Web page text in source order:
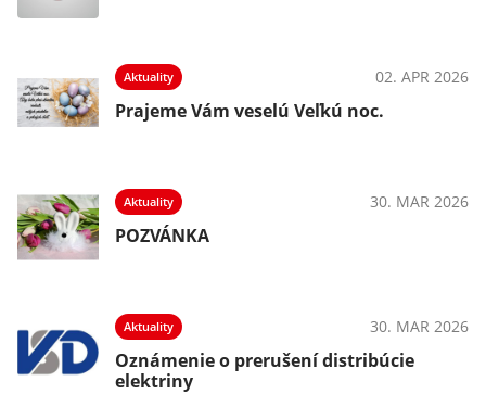
Aktuality 02. APR 2026
Prajeme Vám veselú Veľkú noc.
Aktuality 30. MAR 2026
POZVÁNKA
Aktuality 30. MAR 2026
Oznámenie o prerušení distribúcie
elektriny